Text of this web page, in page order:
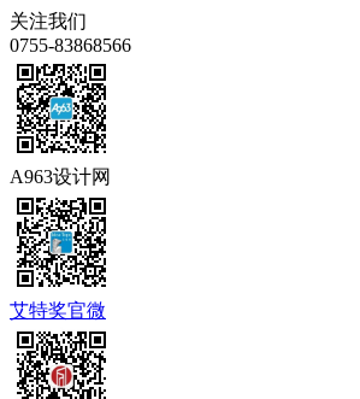
关注我们
0755-83868566
A963设计网
艾特奖官微